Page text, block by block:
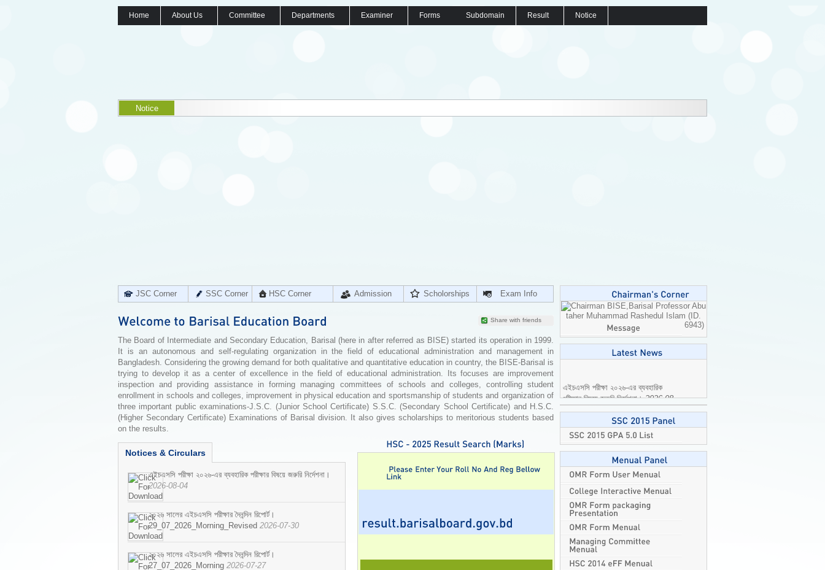
Home About Us Committee Departments Examiner Forms Subdomain Result Notice
Notice
JSC Corner SSC Corner HSC Corner Admission Scholorships Exam Info
Share with friends
The Board of Intermediate and Secondary Education, Barisal (here in after referred as BISE) started its operation in 1999.
It is an autonomous and self-regulating organization in the field of educational administration and management in
Bangladesh. Considering the growing demand for both qualitative and quantitative education in country, the BISE-Barisal is
trying to develop it as a center of excellence in the field of educational administration. Its focuses are improvement
inspection and providing assistance in forming managing committees of schools and colleges, controlling student
enrollment in schools and colleges, improvement in physical education and sportsmanship of students and organization of
three important public examinations-J.S.C. (Junior School Certificate) S.S.C. (Secondary School Certificate) and H.S.C.
(Higher Secondary Certificate) Examinations of Barisal division. It also gives scholarships to meritorious students based
on the results.
Notices & Circulars
এইচএসসি পরীক্ষা ২০২৬-এর ব্যবহারিক পরীক্ষার বিষয়ে জরুরি নির্দেশনা।
2026-08-04
২০২৬ সালের এইচএসসি পরীক্ষার দৈনন্দিন রিপোর্ট।
29_07_2026_Morning_Revised 2026-07-30
২০২৬ সালের এইচএসসি পরীক্ষার দৈনন্দিন রিপোর্ট।
27_07_2026_Morning 2026-07-27
Professor Abu
taher Muhammad Rashedul Islam (ID.
6943)
পরীক্ষার বিষয়ে জরুরি নির্দেশনা।2026-08-
04